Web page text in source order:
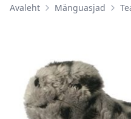
Avaleht Mänguasjad